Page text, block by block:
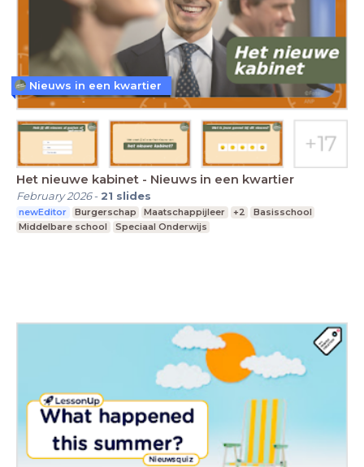
Het nieuwe kabinet - Nieuws in een kwartier
February 2026- 21 slides
newEditor Burgerschap Maatschappijleer +2
Basisschool
Middelbare school
Speciaal Onderwijs
Nieuws in een kwartier